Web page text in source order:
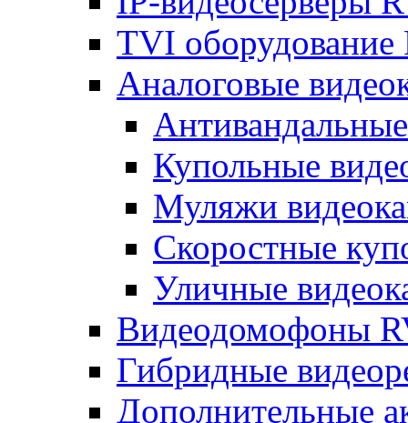
TVI оборудование
Аналоговые
Купольные
Муляжи
Скоростные
Уличные
Видеодомофоны
Гибридные
Дополнительные